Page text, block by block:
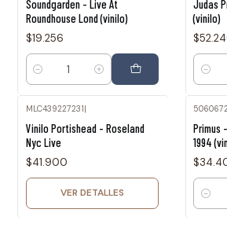
Soundgarden - Live At
Roundhouse Lond (vinilo)
$19.256
Cantidad
Judas
(vinilo)
MLC439227231|
Vinilo Portishead - Roseland
Nyc Live
$41.900
VER DETALLES
Primus
1994